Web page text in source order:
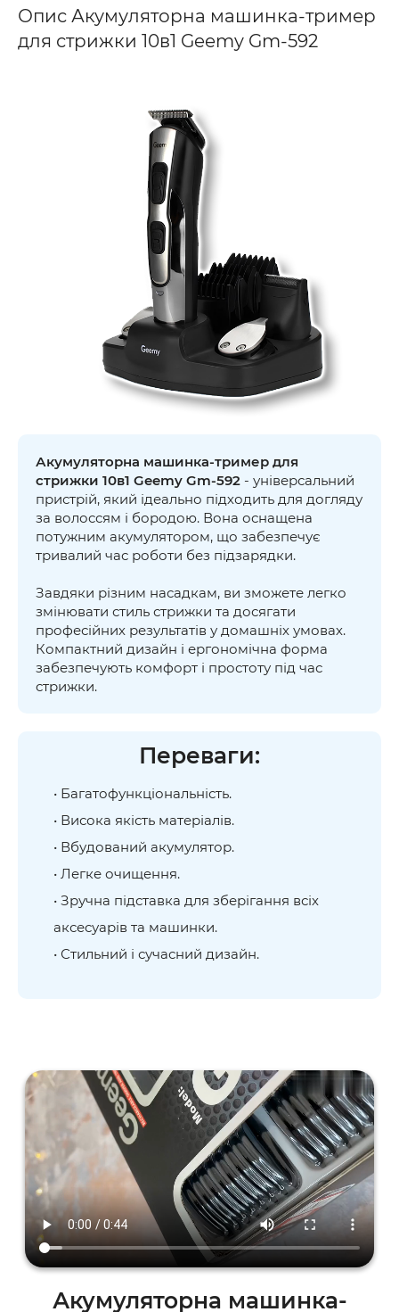
Опис Акумуляторна машинка-тример
для стрижки 10в1 Geemy Gm-592
Акумуляторна машинка-тример для
стрижки 10в1 Geemy Gm-592 - універсальний
пристрій, який ідеально підходить для догляду
за волоссям і бородою. Вона оснащена
потужним акумулятором, що забезпечує
тривалий час роботи без підзарядки.
Завдяки різним насадкам, ви зможете легко
змінювати стиль стрижки та досягати
професійних результатів у домашніх умовах.
Компактний дизайн і ергономічна форма
забезпечують комфорт і простоту під час
стрижки.
Переваги:
• Багатофункціональність.
• Висока якість матеріалів.
• Вбудований акумулятор.
• Легке очищення.
• Зручна підставка для зберігання всіх
аксесуарів та машинки.
• Стильний і сучасний дизайн.
Акумуляторна машинка-